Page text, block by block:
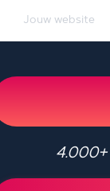
4.000+